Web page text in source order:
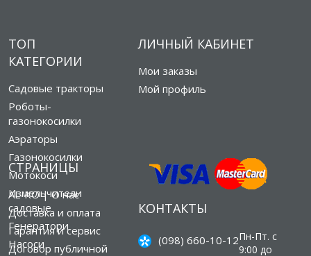
ТОП
КАТЕГОРИИ
Садовые тракторы
Роботы-
газонокосилки
Аэраторы
Газонокосилки
Мотокоси
Измельчители
садовые
Генератори
Насоси
СТРАНИЦЫ
AL-KO | О нас
Доставка и оплата
Гарантия и сервис
Договор публичной
ЛИЧНЫЙ КАБИНЕТ
Мои заказы
Мой профиль
КОНТАКТЫ
(098) 660-10-12Пн-Пт. с
9:00 до